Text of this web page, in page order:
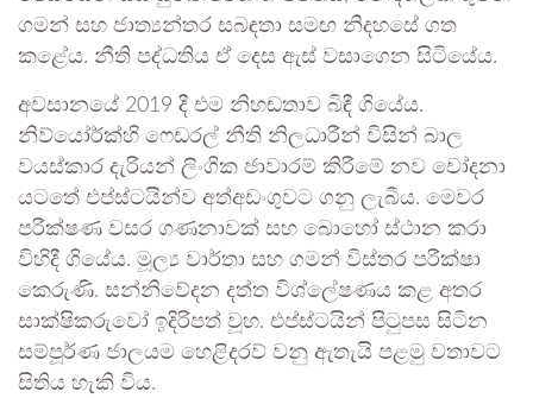
ගමන් සහ ජාත්‍යන්තර සබඳතා සමඟ නිදහසේ ගත
කළේය. නීති පද්ධතිය ඒ දෙස ඇස් වසාගෙන සිටියේය.
අවසානයේ 2019 දී එම නිහඬතාව බිඳී ගියේය.
නිව්යෝර්ක්හි ෆෙඩරල් නීති නිලධාරීන් විසින් බාල
වයස්කාර දැරියන් ලිංගික ජාවාරම් කිරීමේ නව චෝදනා
යටතේ එප්ස්ටයින්ව අත්අඩංගුවට ගනු ලැබීය. මෙවර
පරීක්ෂණ වසර ගණනාවක් සහ බොහෝ ස්ථාන කරා
විහිදී ගියේය. මූල්‍ය වාර්තා සහ ගමන් විස්තර පරීක්ෂා
කෙරුණි. සන්නිවේදන දත්ත විශ්ලේෂණය කළ අතර
සාක්ෂිකරුවෝ ඉදිරිපත් වූහ. එප්ස්ටයින් පිටුපස සිටින
සම්පූර්ණ ජාලයම හෙළිදරව් වනු ඇතැයි පළමු වතාවට
සිතිය හැකි විය.